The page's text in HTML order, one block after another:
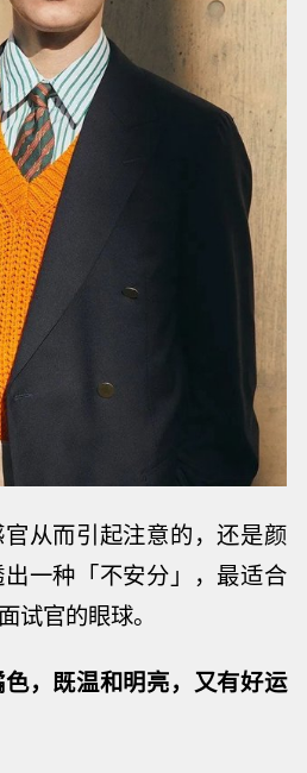
从而引起注意的，还是颜
一种 「不安分」，最适合
试官的眼球。
，既温和明亮，又有好运